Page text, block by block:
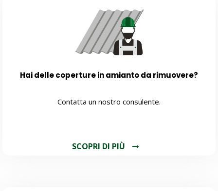
Hai delle coperture in amianto da rimuovere?
Contatta un nostro consulente.
SCOPRI DI PIÙ